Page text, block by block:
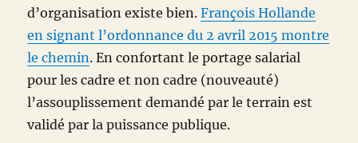
d’organisation existe bien.François Hollande
en signant l’ordonnance du 2 avril 2015 montre
le chemin. En confortant le portage salarial
pour les cadre et non cadre (nouveauté)
l’assouplissement demandé par le terrain est
validé par la puissance publique.